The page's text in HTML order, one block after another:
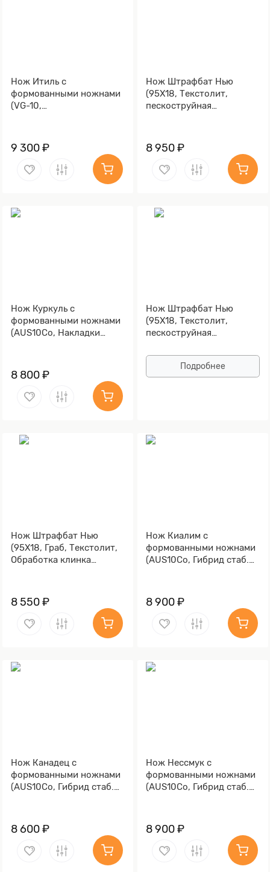
Нож Итиль с
формованными ножнами
(VG-10,
Обработка клинка
Stonewash)
9 300 ₽
Нож Штрафбат Нью
(95Х18, Текстолит,
пескоструйная
клинка Stonewash)
8 950 ₽
Нож Куркуль с
формованными ножнами
(AUS10Co, Накладки
8 800 ₽
Нож Штрафбат Нью
(95Х18, Текстолит,
пескоструйная
Текстолит)
Подробнее
Нож Штрафбат Нью
(95Х18, Граб, Текстолит,
Обработка клинка
8 550 ₽
Нож Киалим с
формованными ножнами
(AUS10Co, Гибрид стаб.
8 900 ₽
Нож Канадец с
формованными ножнами
(AUS10Co, Гибрид стаб.
8 600 ₽
Нож Нессмук с
формованными ножнами
(AUS10Co, Гибрид стаб.
8 900 ₽